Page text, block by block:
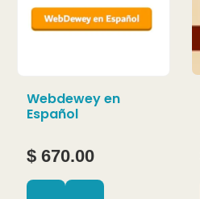
Webdewey en
Español
$ 670.00